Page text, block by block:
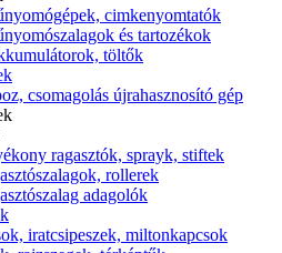
cimkenyomtatók
és tartozékok
töltők
csomagolás újrahasznosító gép
ragasztók, sprayk, stiftek
rollerek
adagolók
iratcsipeszek, miltonkapcsok